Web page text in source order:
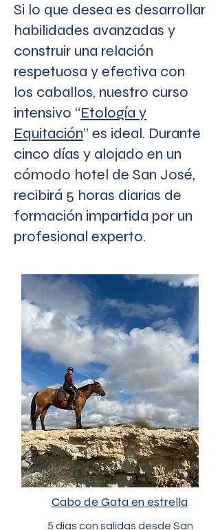
Si lo que desea es desarrollar
habilidades avanzadas y
construir una relación
respetuosa y efectiva con
los caballos, nuestro curso
intensivo “Etología y
Equitación” es ideal. Durante
cinco días y alojado en un
cómodo hotel de San José,
recibirá 5 horas diarias de
formación impartida por un
profesional experto.
Cabo de Gata en estrella
5 días con salidas desde San